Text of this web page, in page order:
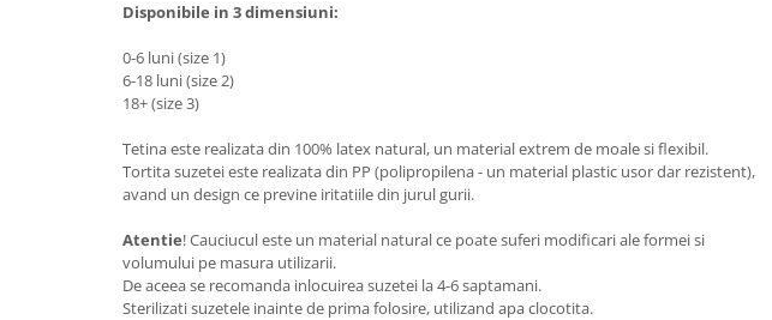
Disponibile in 3 dimensiuni:
0-6 luni (size 1)
6-18 luni (size 2)
18+ (size 3)
Tetina este realizata din 100% latex natural, un material extrem de moale si flexibil.
Tortita suzetei este realizata din PP (polipropilena - un material plastic usor dar rezistent),
avand un design ce previne iritatiile din jurul gurii.
Atentie! Cauciucul este un material natural ce poate suferi modificari ale formei si
volumului pe masura utilizarii.
De aceea se recomanda inlocuirea suzetei la 4-6 saptamani.
Sterilizati suzetele inainte de prima folosire, utilizand apa clocotita.